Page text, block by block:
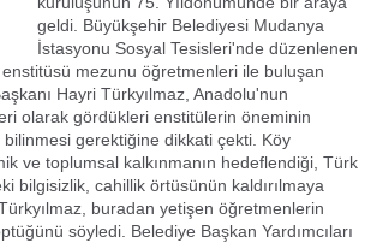
geldi. Büyükşehir Belediyesi Mudanya
İstasyonu Sosyal Tesisleri'nde düzenlenen
mezunu öğretmenleri ile buluşan
Hayri Türkyılmaz, Anadolu'nun
olarak gördükleri enstitülerin öneminin
bilinmesi gerektiğine dikkati çekti. Köy
ve toplumsal kalkınmanın hedeflendiği, Türk
bilgisizlik, cahillik örtüsünün kaldırılmaya
Türkyılmaz, buradan yetişen öğretmenlerin
söyledi. Belediye Başkan Yardımcıları